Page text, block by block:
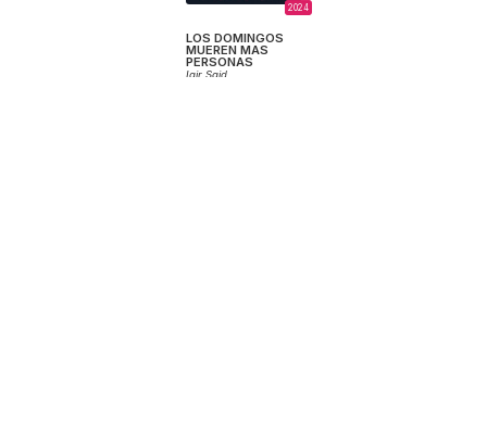
2024
LOS DOMINGOS
MUEREN MAS
PERSONAS
Iair Said